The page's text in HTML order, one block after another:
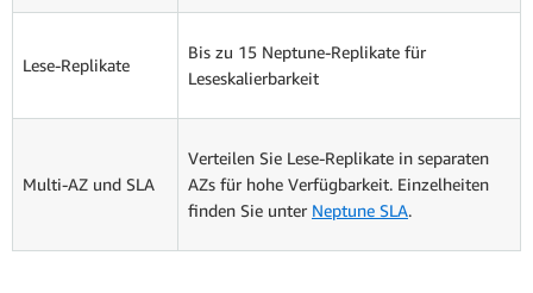
Lese-Replikate
Bis zu 15 Neptune-Replikate für
Leseskalierbarkeit
Multi-AZ und SLA
Verteilen Sie Lese-Replikate in separaten
AZs für hohe Verfügbarkeit. Einzelheiten
finden Sie unter Neptune SLA.